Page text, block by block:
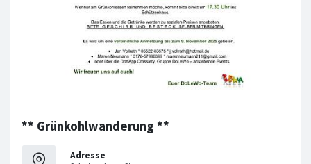
** Grünkohlwanderung **
Adresse